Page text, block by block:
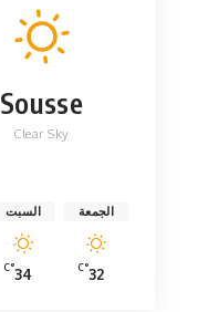
Sousse
Clear Sky
الجمعة
32
°C
السبت
34
°C